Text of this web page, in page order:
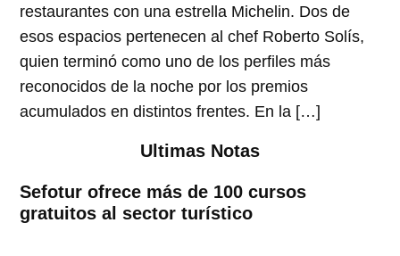
restaurantes con una estrella Michelin. Dos de
esos espacios pertenecen al chef Roberto Solís,
quien terminó como uno de los perfiles más
reconocidos de la noche por los premios
acumulados en distintos frentes. En la […]
Ultimas Notas
Sefotur ofrece más de 100 cursos
gratuitos al sector turístico